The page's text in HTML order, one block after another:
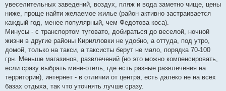
увеселительных заведений, воздух, пляж и вода заметно чище, цены
ниже, проще найти желаемое жилье (район активно застраивается
каждый год, менее популярный, чем Федотова коса).
Минусы - с транспортом туговато, добираться до веселой, ночной
жизни в другие районы Кирилловки не удобно, а оттуда, под утро,
домой, только на такси, а таксисты берут не мало, порядка 70-100
грн. Меньше магазинов, развлечений (но это можно компенсировать,
если сразу выбрать мини-отель, где есть разные развлечения на
территории), интернет - в отличии от центра, есть далеко не на всех
базах отдыха, так что уточнять лучше сразу.